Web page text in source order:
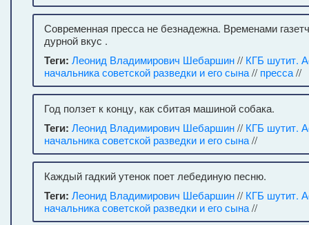
Современная пресса не безнадежна. Временами
дурной вкус .
Теги: Леонид Владимирович Шебаршин// КГБ шутит.
начальника советской разведки и его сына// пресса//
Год ползет к концу, как сбитая машиной собака.
Теги: Леонид Владимирович Шебаршин// КГБ шутит.
начальника советской разведки и его сына//
Каждый гадкий утенок поет лебединую песню.
Теги: Леонид Владимирович Шебаршин// КГБ шутит.
начальника советской разведки и его сына//